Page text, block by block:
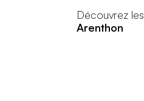
Découvrez les
Arenthon